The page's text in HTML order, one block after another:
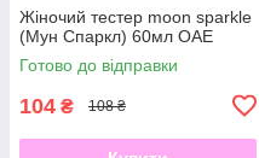
Жіночий тестер moon sparkle
(Мун Спаркл) 60мл ОАЕ
Готово до відправки
104 ₴ 108 ₴